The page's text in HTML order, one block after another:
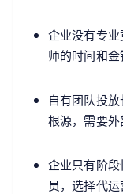
企业没有专
师的时间和
自有团队投
根源，需要
企业只有阶
员，选择代